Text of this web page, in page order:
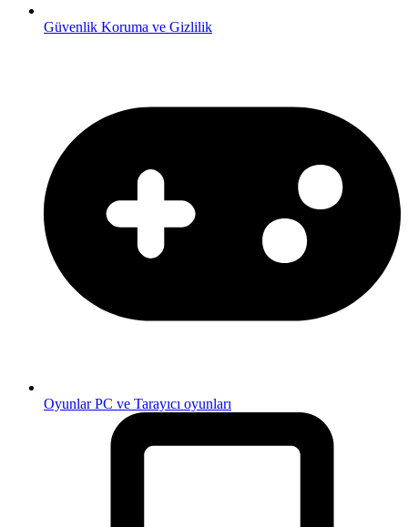
Güvenlik Koruma ve Gizlilik
OyunlarPC ve Tarayıcı oyunları